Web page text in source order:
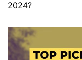
2024?